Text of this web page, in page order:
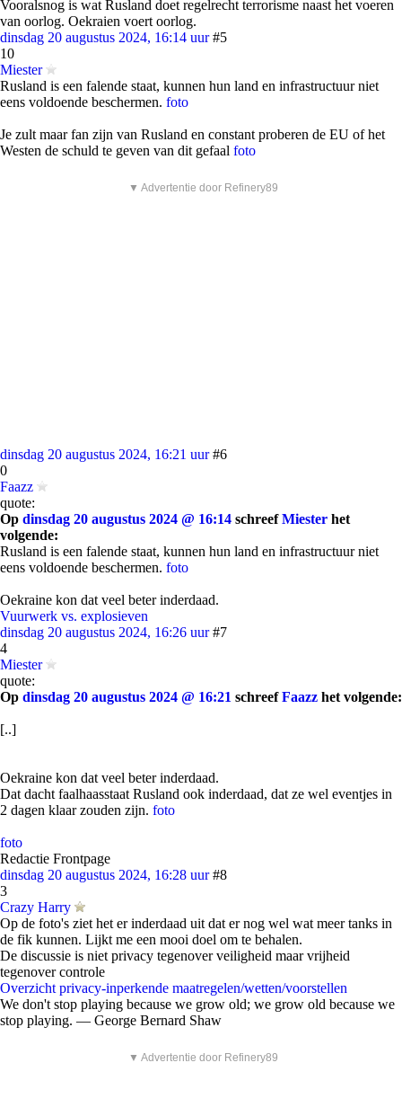
Vooralsnog is wat Rusland doet regelrecht terrorisme naast het voeren
van oorlog. Oekraien voert oorlog.
dinsdag 20 augustus 2024, 16:14 uur #5
10
Miester
Rusland is een falende staat, kunnen hun land en infrastructuur niet
eens voldoende beschermen. foto
Je zult maar fan zijn van Rusland en constant proberen de EU of het
Westen de schuld te geven van dit gefaal foto
▼ Advertentie door Refinery89
dinsdag 20 augustus 2024, 16:21 uur #6
0
Faazz
quote:
Op dinsdag 20 augustus 2024 @ 16:14 schreefMiester het
volgende:
Rusland is een falende staat, kunnen hun land en infrastructuur niet
eens voldoende beschermen. foto
Oekraine kon dat veel beter inderdaad.
Vuurwerk vs. explosieven
dinsdag 20 augustus 2024, 16:26 uur #7
4
Miester
quote:
Op dinsdag 20 augustus 2024 @ 16:21 schreefFaazz het volgende:
[..]
Oekraine kon dat veel beter inderdaad.
Dat dacht faalhaasstaat Rusland ook inderdaad, dat ze wel eventjes in
2 dagen klaar zouden zijn. foto
foto
Redactie Frontpage
dinsdag 20 augustus 2024, 16:28 uur #8
3
Crazy Harry
Op de foto's ziet het er inderdaad uit dat er nog wel wat meer tanks in
de fik kunnen. Lijkt me een mooi doel om te behalen.
De discussie is niet privacy tegenover veiligheid maar vrijheid
tegenover controle
Overzicht privacy-inperkende maatregelen/wetten/voorstellen
We don't stop playing because we grow old; we grow old because we
stop playing. ― George Bernard Shaw
▼ Advertentie door Refinery89